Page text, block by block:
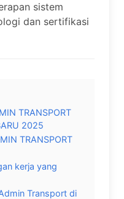
sistem
dan sertifikasi
TRANSPORT
2025
TRANSPORT
kerja yang
Transport di